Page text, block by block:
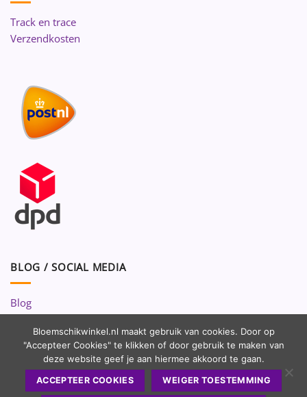
Track en trace
Verzendkosten
BLOG / SOCIAL MEDIA
Blog
Volg ons op:
Bloemschikwinkel.nl maakt gebruik van cookies. Door op
"Accepteer Cookies" te klikken of door gebruik te maken van
deze website geef je aan hiermee akkoord te gaan.
ACCEPTEER COOKIES WEIGER TOESTEMMING